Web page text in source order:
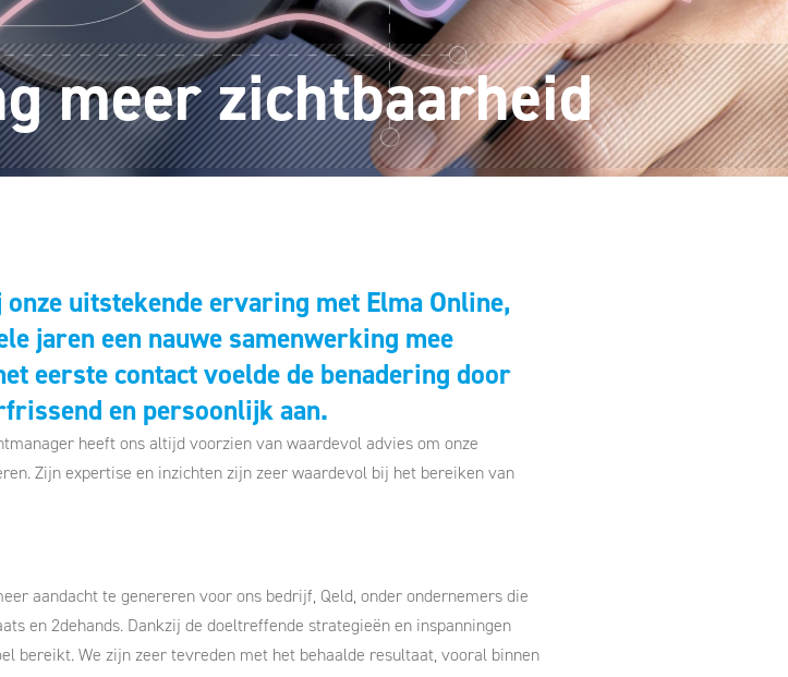
meer zichtbaarheid
uitstekende ervaring met Elma Online,
jaren een nauwe samenwerking mee
eerste contact voelde de benadering door
en persoonlijk aan.
heeft ons altijd voorzien van waardevol advies om onze
Zijn expertise en inzichten zijn zeer waardevol bij het bereiken van
aandacht te genereren voor ons bedrijf, Qeld, onder ondernemers die
en 2dehands. Dankzij de doeltreffende strategieën en inspanningen
bereikt. We zijn zeer tevreden met het behaalde resultaat, vooral binnen